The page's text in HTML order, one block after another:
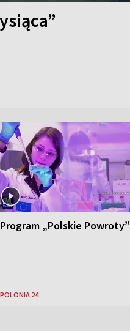
Program „Polskie Powroty”
POLONIA 24